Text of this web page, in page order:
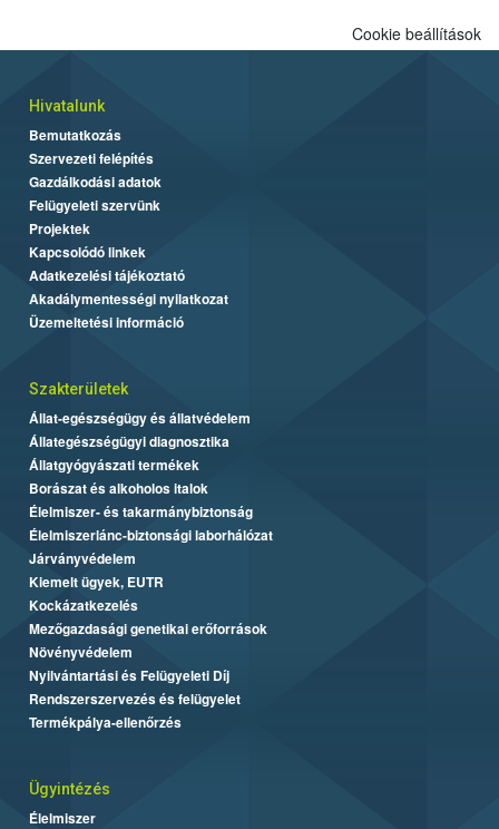
Cookie beállítások
Hivatalunk
Bemutatkozás
Szervezeti felépítés
Gazdálkodási adatok
Felügyeleti szervünk
Projektek
Kapcsolódó linkek
Adatkezelési tájékoztató
Akadálymentességi nyilatkozat
Üzemeltetési információ
Szakterületek
Állat-egészségügy és állatvédelem
Állategészségügyi diagnosztika
Állatgyógyászati termékek
Borászat és alkoholos italok
Élelmiszer- és takarmánybiztonság
Élelmiszerlánc-biztonsági laborhálózat
Járványvédelem
Kiemelt ügyek, EUTR
Kockázatkezelés
Mezőgazdasági genetikai erőforrások
Növényvédelem
Nyilvántartási és Felügyeleti Díj
Rendszerszervezés és felügyelet
Termékpálya-ellenőrzés
Ügyintézés
Élelmiszer